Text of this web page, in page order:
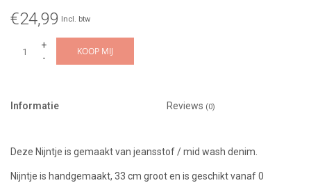
€24,99 Incl. btw
+
-
KOOP MIJ
Informatie Reviews (0)
Deze Nijntje is gemaakt van jeansstof / mid wash denim.
Nijntje is handgemaakt, 33 cm groot en is geschikt vanaf 0